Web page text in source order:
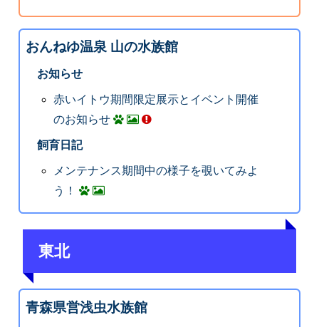
おんねゆ温泉 山の水族館
お知らせ
赤いイトウ期間限定展示とイベント開催
のお知らせ
飼育日記
メンテナンス期間中の様子を覗いてみよ
う！
東北
青森県営浅虫水族館